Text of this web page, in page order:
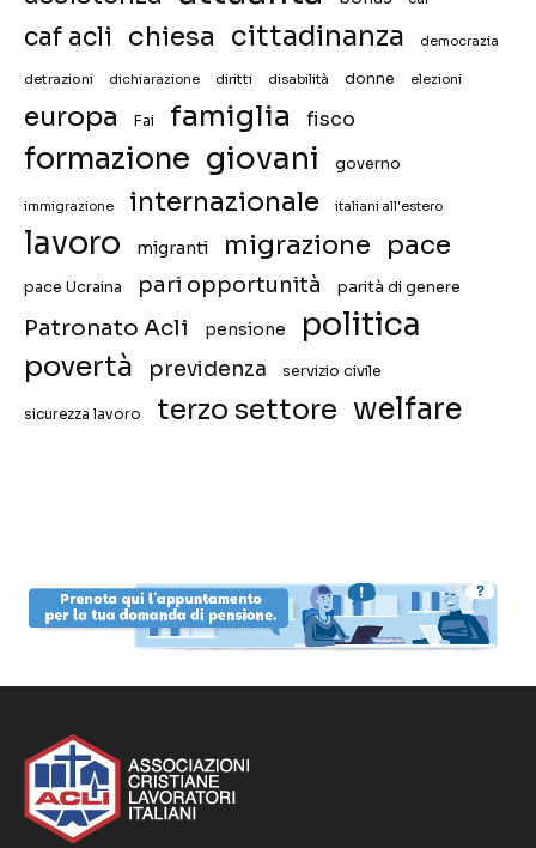
caf acli chiesa cittadinanza democrazia
detrazioni dichiarazione diritti disabilità donne elezioni
europa Fai famiglia fisco
formazione giovani governo
immigrazione internazionale italiani all'estero
lavoro migranti migrazione pace
pace Ucraina pari opportunità parità di genere
Patronato Acli pensione politica
povertà previdenza servizio civile
sicurezza lavoro terzo settore welfare